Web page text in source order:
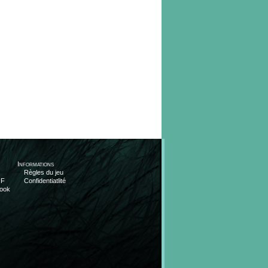
Informations
Règles du jeu
Confidentiatlité